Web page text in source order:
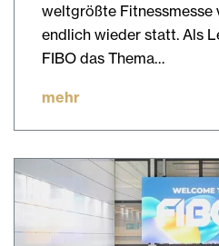
weltgrößte Fitnessmesse
endlich wieder statt. Als
FIBO das Thema…
mehr